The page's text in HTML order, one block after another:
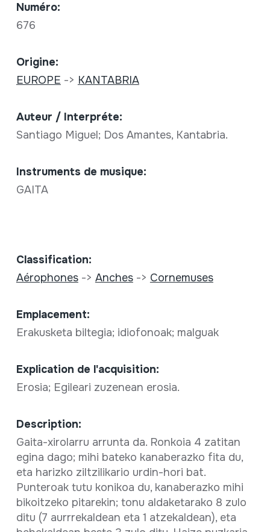
Numéro:
676
Origine:
EUROPE -> KANTABRIA
Auteur / Interpréte:
Santiago Miguel; Dos Amantes, Kantabria.
Instruments de musique:
GAITA
Classification:
Aérophones-> Anches-> Cornemuses
Emplacement:
Erakusketa biltegia; idiofonoak; malguak
Explication de l'acquisition:
Erosia; Egileari zuzenean erosia.
Description:
Gaita-xirolarru arrunta da. Ronkoia 4 zatitan
egina dago; mihi bateko kanaberazko fita du,
eta harizko ziltzilikario urdin-hori bat.
Punteroak tutu konikoa du, kanaberazko mihi
bikoitzeko pitarekin; tonu aldaketarako 8 zulo
ditu (7 aurrrekaldean eta 1 atzekaldean), eta